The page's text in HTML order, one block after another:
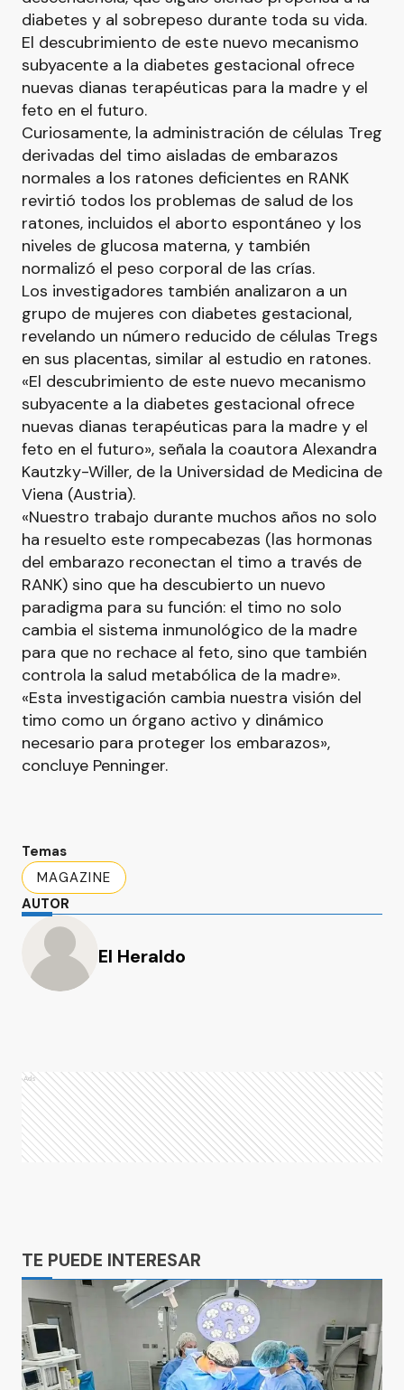
diabetes y al sobrepeso durante toda su vida.
El descubrimiento de este nuevo mecanismo
subyacente a la diabetes gestacional ofrece
nuevas dianas terapéuticas para la madre y el
feto en el futuro.
Curiosamente, la administración de células Treg
derivadas del timo aisladas de embarazos
normales a los ratones deficientes en RANK
revirtió todos los problemas de salud de los
ratones, incluidos el aborto espontáneo y los
niveles de glucosa materna, y también
normalizó el peso corporal de las crías.
Los investigadores también analizaron a un
grupo de mujeres con diabetes gestacional,
revelando un número reducido de células Tregs
en sus placentas, similar al estudio en ratones.
«El descubrimiento de este nuevo mecanismo
subyacente a la diabetes gestacional ofrece
nuevas dianas terapéuticas para la madre y el
feto en el futuro», señala la coautora Alexandra
Kautzky-Willer, de la Universidad de Medicina de
Viena (Austria).
«Nuestro trabajo durante muchos años no solo
ha resuelto este rompecabezas (las hormonas
del embarazo reconectan el timo a través de
RANK) sino que ha descubierto un nuevo
paradigma para su función: el timo no solo
cambia el sistema inmunológico de la madre
para que no rechace al feto, sino que también
controla la salud metabólica de la madre».
«Esta investigación cambia nuestra visión del
timo como un órgano activo y dinámico
necesario para proteger los embarazos»,
concluye Penninger.
Temas
MAGAZINE
AUTOR
El Heraldo
Ads
TE PUEDE INTERESAR